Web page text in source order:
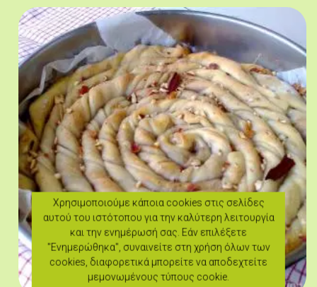
Χρησιμοποιούμε κάποια cookies στις σελίδες
αυτού του ιστότοπου για την καλύτερη λειτουργία
και την ενημέρωσή σας. Εάν επιλέξετε
"Ενημερώθηκα", συναινείτε στη χρήση όλων των
cookies, διαφορετικά μπορείτε να αποδεχτείτε
μεμονωμένους τύπους cookie.